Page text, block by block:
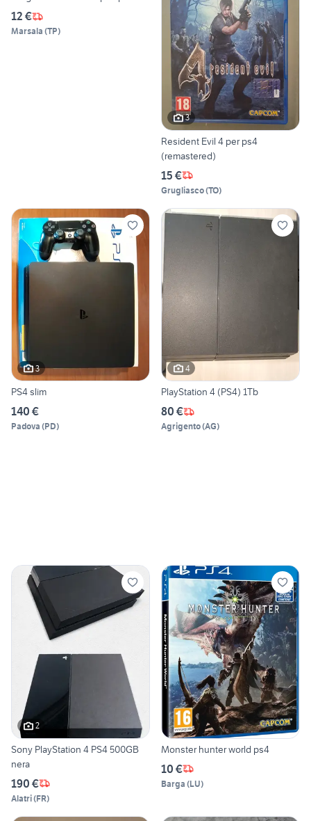
12 €
Marsala (TP)
3
Resident Evil 4 per ps4
(remastered)
15 €
Grugliasco(TO)
3
PS4 slim
140 €
Padova (PD)
4
PlayStation 4 (PS4) 1Tb
80 €
Agrigento(AG)
2
Sony PlayStation 4 PS4 500GB
nera
190 €
Alatri(FR)
Monster hunter world ps4
10 €
Barga (LU)